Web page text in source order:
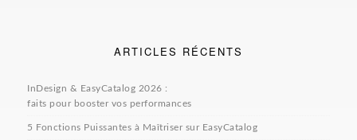
ARTICLES RÉCENTS
InDesign & EasyCatalog 2026 :
faits pour booster vos performances
5 Fonctions Puissantes à Maîtriser sur EasyCatalog